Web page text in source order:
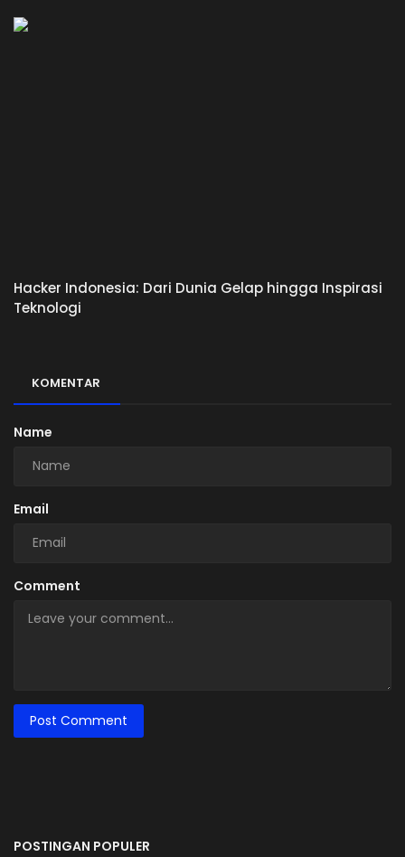
Hacker Indonesia: Dari Dunia Gelap hingga Inspirasi
Teknologi
KOMENTAR
Name
Email
Comment
Post Comment
POSTINGAN POPULER